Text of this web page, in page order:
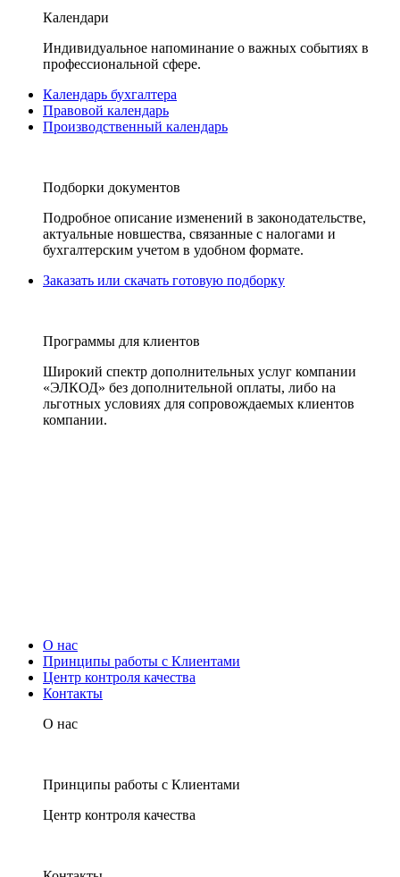
Календари
Индивидуальное напоминание о важных событиях в
профессиональной сфере.
Календарь бухгалтера
Правовой календарь
Производственный календарь
Подборки документов
Подробное описание изменений в законодательстве,
актуальные новшества, связанные с налогами и
бухгалтерским учетом в удобном формате.
Заказать или скачать готовую подборку
Программы для клиентов
Широкий спектр дополнительных услуг компании
«ЭЛКОД» без дополнительной оплаты, либо на
льготных условиях для сопровождаемых клиентов
компании.
О нас
Принципы работы с Клиентами
Центр контроля качества
Контакты
О нас
Принципы работы с Клиентами
Центр контроля качества